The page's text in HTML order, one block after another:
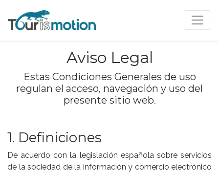
Aviso Legal
Estas Condiciones Generales de uso
regulan el acceso, navegación y uso del
presente sitio web.
1. Definiciones
De acuerdo con la legislación española sobre servicios
de la sociedad de la información y comercio electrónico